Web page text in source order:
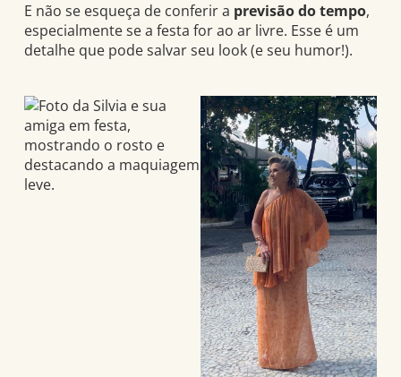
E não se esqueça de conferir a previsão do tempo,
especialmente se a festa for ao ar livre. Esse é um
detalhe que pode salvar seu look (e seu humor!).